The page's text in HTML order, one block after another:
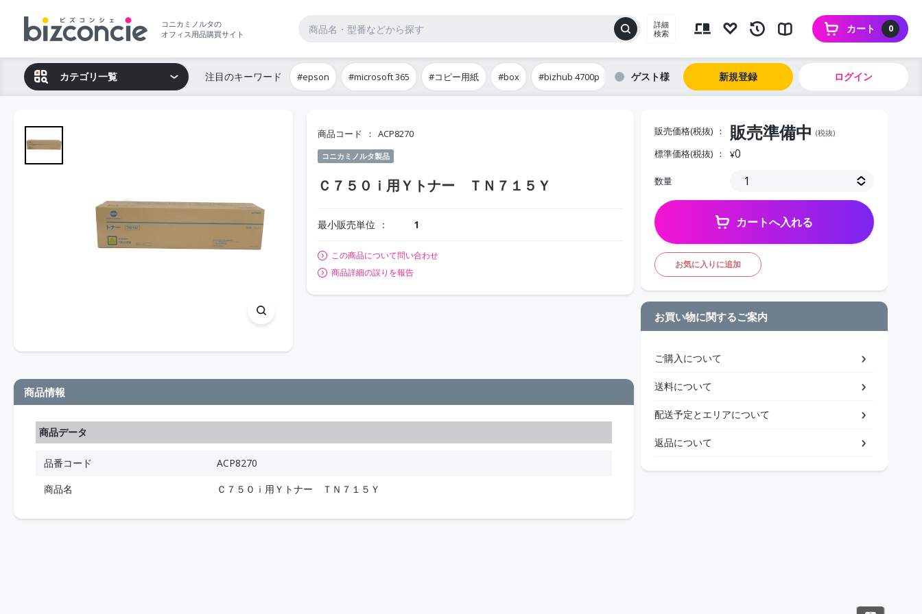
コニカミノルタの
オフィス用品購買サイト
詳細
検索
0
カート
カテゴリ一覧 注目のキーワード #epson #microsoft 365 #コピー用紙 #box #bizhub 4700p ゲスト 新規登録 ログイン
商品コード ACP8270
コニカミノルタ製品
Ｃ７５０ｉ用Ｙトナー ＴＮ７１５Ｙ
最小販売単位 1
この商品について問い合わせ
商品詳細の誤りを報告
商品情報
商品データ
品番コード
ACP8270
商品名
Ｃ７５０ｉ用Ｙトナー ＴＮ７１５Ｙ
販売価格(税抜) 販売準備中 (税抜)
標準価格(税抜) ¥0
数量
カートへ入れる
お気に入りに追加
お買い物に関するご案内
ご購入について
送料について
配送予定とエリアについて
返品について